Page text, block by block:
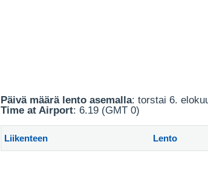
Päivä määrä lento asemalla: torstai 6.
Time at Airport: 6.19 (GMT 0)
Liikenteen Lento